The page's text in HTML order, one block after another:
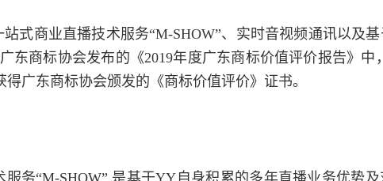
式商业直播技术服务“M-SHOW”、实时音视频通讯以及
东商标协会发布的《2019年度广东商标价值评价报告》中
广东商标协会颁发的《商标价值评价》证书。
务“M-SHOW”,是基于YY自身积累的多年直播业务优势